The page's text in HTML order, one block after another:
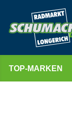
TOP-MARKEN